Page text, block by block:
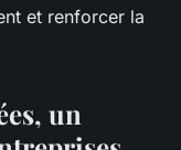
et renforcer la
un